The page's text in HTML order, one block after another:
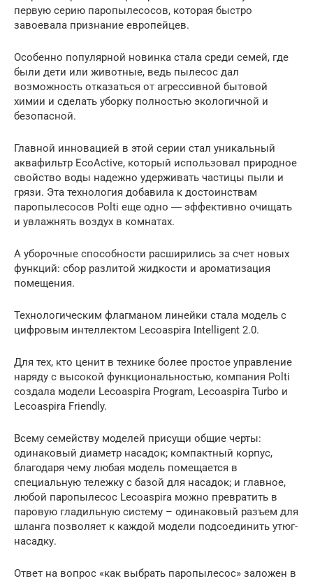
первую серию паропылесосов, которая быстро
завоевала признание европейцев.
Особенно популярной новинка стала среди семей, где
были дети или животные, ведь пылесос дал
возможность отказаться от агрессивной бытовой
химии и сделать уборку полностью экологичной и
безопасной.
Главной инновацией в этой серии стал уникальный
аквафильтр EcoActive, который использовал природное
свойство воды надежно удерживать частицы пыли и
грязи. Эта технология добавила к достоинствам
паропылесосов Polti еще одно ― эффективно очищать
и увлажнять воздух в комнатах.
А уборочные способности расширились за счет новых
функций: сбор разлитой жидкости и ароматизация
помещения.
Технологическим флагманом линейки стала модель с
цифровым интеллектом Lecoaspira Intelligent 2.0.
Для тех, кто ценит в технике более простое управление
наряду с высокой функциональностью, компания Polti
создала модели Lecoaspira Program, Lecoaspira Turbo и
Lecoaspira Friendly.
Всему семейству моделей присущи общие черты:
одинаковый диаметр насадок; компактный корпус,
благодаря чему любая модель помещается в
специальную тележку с базой для насадок; и главное,
любой паропылесос Lecoaspira можно превратить в
паровую гладильную систему – одинаковый разъем для
шланга позволяет к каждой модели подсоединить утюг-
насадку.
Ответ на вопрос «как выбрать паропылесос» заложен в